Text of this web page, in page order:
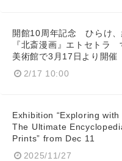
開館10周年記念 ひらけ、
『北斎漫画』エトセトラ
美術館で3月17日より開催
2/17 10:00
Exhibition “Exploring with
The Ultimate
Prints” from Dec 11
2025/11/27